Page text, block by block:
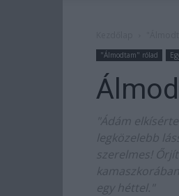
"Álmodtam" rólad
"Ádám
legközelebb
szerelmes!
egy héttel."